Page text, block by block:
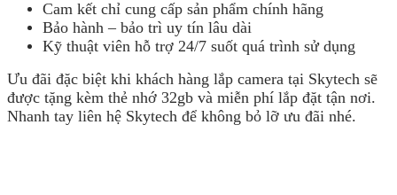
Cam kết chỉ cung cấp sản phẩm chính hãng
Bảo hành – bảo trì uy tín lâu dài
Kỹ thuật viên hỗ trợ 24/7 suốt quá trình sử dụng
Ưu đãi đặc biệt khi khách hàng lắp camera tại Skytech sẽ
được tặng kèm thẻ nhớ 32gb và miễn phí lắp đặt tận nơi.
Nhanh tay liên hệ Skytech để không bỏ lỡ ưu đãi nhé.